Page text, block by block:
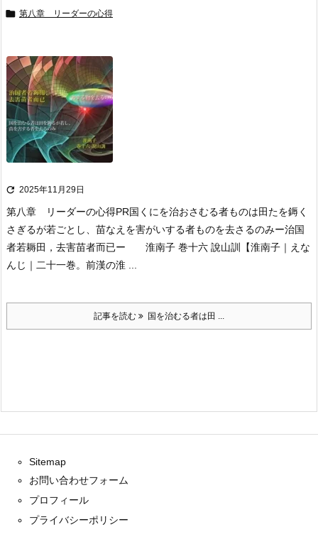
 第八章 リーダーの心得
 2025年11月29日
第八章 リーダーの心得PR国くにを治おさむる者ものは田たを鎒く
さぎるが若ごとし、苗なえを害がいする者ものを去さるのみー治国
者若耨田，去害苗者而已ー 淮南子 巻十六 說山訓
【淮南子｜えな
んじ｜二十一巻。前漢の淮 ...
記事を読む 国を治むる者は田 ...
Sitemap
お問い合わせフォーム
プロフィール
プライバシーポリシー